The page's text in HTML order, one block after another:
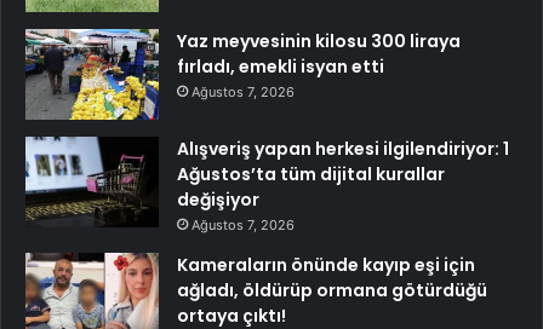
Yaz meyvesinin kilosu 300 liraya
fırladı, emekli isyan etti
Ağustos 7, 2026
Alışveriş yapan herkesi ilgilendiriyor: 1
Ağustos’ta tüm dijital kurallar
değişiyor
Ağustos 7, 2026
Kameraların önünde kayıp eşi için
ağladı, öldürüp ormana götürdüğü
ortaya çıktı!